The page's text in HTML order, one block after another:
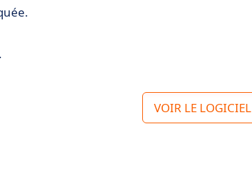
VOIR LE LOGICIEL